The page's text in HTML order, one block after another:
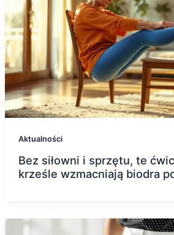
Aktualności
Bez siłowni i sprzętu, te
krześle wzmacniają biodra